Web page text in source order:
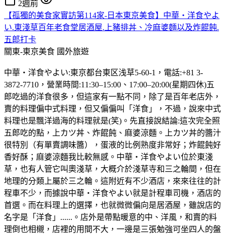
2週前
【孤獨的美食家實訪第114家-日本東京美食】中華・洋食やよ
い.東淺草百年老食堂居酒屋.上豬排丼、冷麻婆麵以及炸餛飩.
五郎打卡
關東-東京美食 國外旅遊
中華・洋食やよい:東京都台東区浅草5-60-1，電話:+81 3-
3872-7710，營業時間:11:30–15:00、17:00–20:00(星期四休)五
郎吃過的洋食很多，但這家有一點不同，除了是百年老店外，
賣的料理偏中式料理，但又偏偏叫「洋食」，不過，說來中式
料理也是飄洋過海的料理就是(笑)。先直接說結論:這次完全照
五郎吃的點，上カツ丼、炸餛飩、麻婆涼麵。上カツ丼的醬汁
很特別（有單賣調味醬），蛋液的比例熟度非常好；炸餛飩好
香好酥；麻婆涼麵我比較無感。中華・洋食やよい位於東淺
草，也有人管它叫奧淺草，大概介於淺草寺和三之輪間，但在
地理的分類上屬於三之輪。這附近有不少酒店，來來往往的計
程車不少，而據說中華・洋食やよい就是計程車司機，酒店的
首選。而在料理上的選擇，也就微微偏向是居酒屋，雖說店的
名字是「洋食」......。店外是帶點暖意的中、洋風，和賣的料
理倒也相櫬，店裡的用間不大，一邊是三張勉強可坐四人的盤